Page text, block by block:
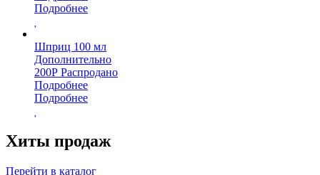
Подробнее
Шприц 100 мл
Дополнительно
200Р Распродано
Подробнее
Подробнее
Хиты продаж
Перейти в каталог